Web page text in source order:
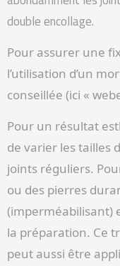
double encollage.
Pour assurer une
l’utilisation d’un
conseillée (ici «
Pour un résultat
de varier les tailles
joints réguliers.
ou des pierres
(imperméabilisant)
la préparation. Ce
peut aussi être